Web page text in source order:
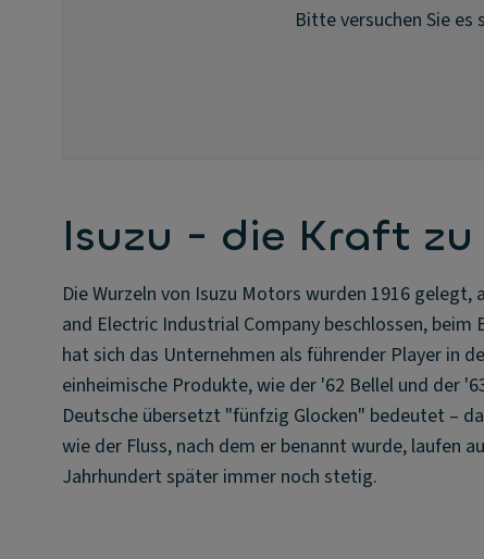
Bitte versuchen Sie es
Isuzu - die Kraft
Die Wurzeln von Isuzu Motors wurden 1916
and Electric Industrial Company beschlossen,
hat sich das Unternehmen als führender Player in
einheimische Produkte, wie der '62 Bellel und der
Deutsche übersetzt "fünfzig Glocken" bedeutet –
wie der Fluss, nach dem er benannt wurde, laufen
Jahrhundert später immer noch stetig.